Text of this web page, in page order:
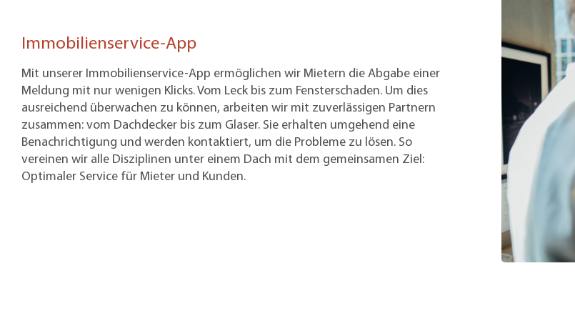
Immobilienservice-App
Mit unserer Immobilienservice-App ermöglichen wir Mietern die Abgabe einer
Meldung mit nur wenigen Klicks. Vom Leck bis zum Fensterschaden. Um dies
ausreichend überwachen zu können, arbeiten wir mit zuverlässigen Partnern
zusammen: vom Dachdecker bis zum Glaser. Sie erhalten umgehend eine
Benachrichtigung und werden kontaktiert, um die Probleme zu lösen. So
vereinen wir alle Disziplinen unter einem Dach mit dem gemeinsamen Ziel:
Optimaler Service für Mieter und Kunden.